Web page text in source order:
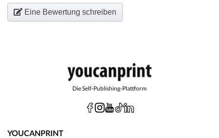
Eine Bewertung schreiben
Die Self-Publishing-Plattform
YOUCANPRINT